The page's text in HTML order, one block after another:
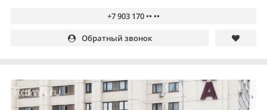
+7 903 170 •• ••
Обратный звонок